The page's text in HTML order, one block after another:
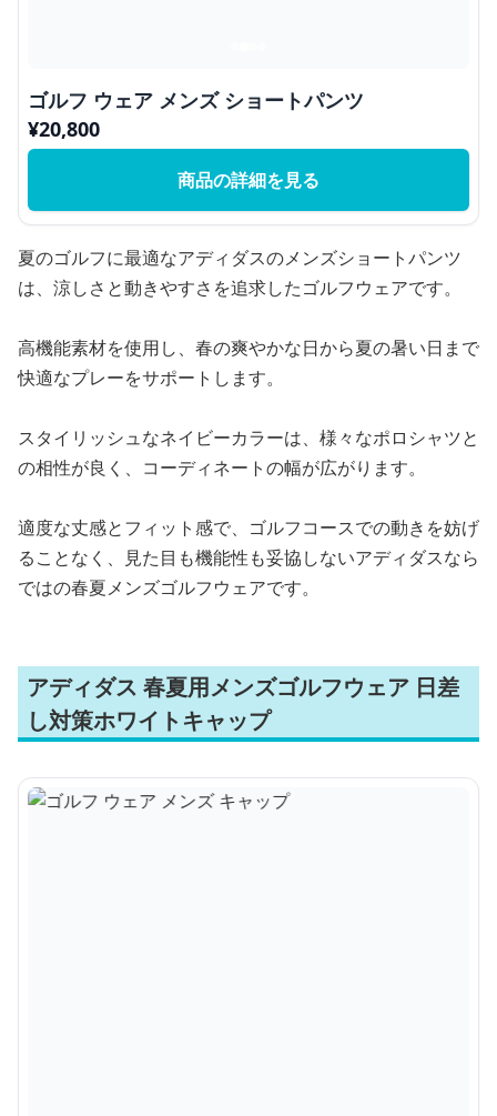
ゴルフ ウェア メンズ ショートパンツ
¥20,800
商品の詳細を見る
夏のゴルフに最適なアディダスのメンズショートパンツ
は、涼しさと動きやすさを追求したゴルフウェアです。
高機能素材を使用し、春の爽やかな日から夏の暑い日まで
快適なプレーをサポートします。
スタイリッシュなネイビーカラーは、様々なポロシャツと
の相性が良く、コーディネートの幅が広がります。
適度な丈感とフィット感で、ゴルフコースでの動きを妨げ
ることなく、見た目も機能性も妥協しないアディダスなら
ではの春夏メンズゴルフウェアです。
アディダス 春夏用メンズゴルフウェア 日差
し対策ホワイトキャップ